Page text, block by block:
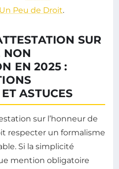
Un Peu de Droit.
SUR
NON
EN 2025 :
ASTUCES
sur l’honneur de
respecter un formalisme
Si la simplicité
mention obligatoire